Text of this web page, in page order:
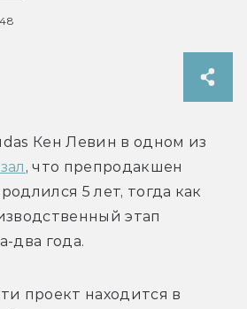
Кен Левин в одном из
, что препродакшен
5 лет, тогда как
этап
два года.
проект находится в